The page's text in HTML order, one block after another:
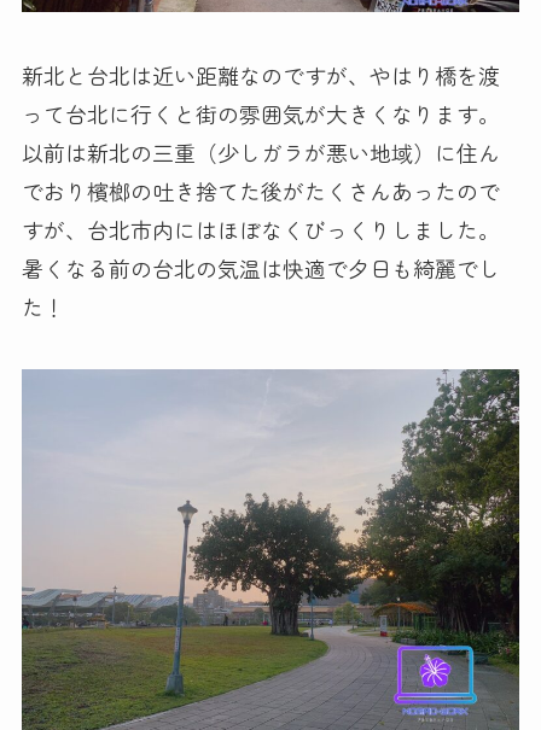
新北と台北は近い距離なのですが、やはり橋を渡
って台北に行くと街の雰囲気が大きくなります。
以前は新北の三重（少しガラが悪い地域）に住ん
でおり檳榔の吐き捨てた後がたくさんあったので
すが、台北市内にはほぼなくびっくりしました。
暑くなる前の台北の気温は快適で夕日も綺麗でし
た！